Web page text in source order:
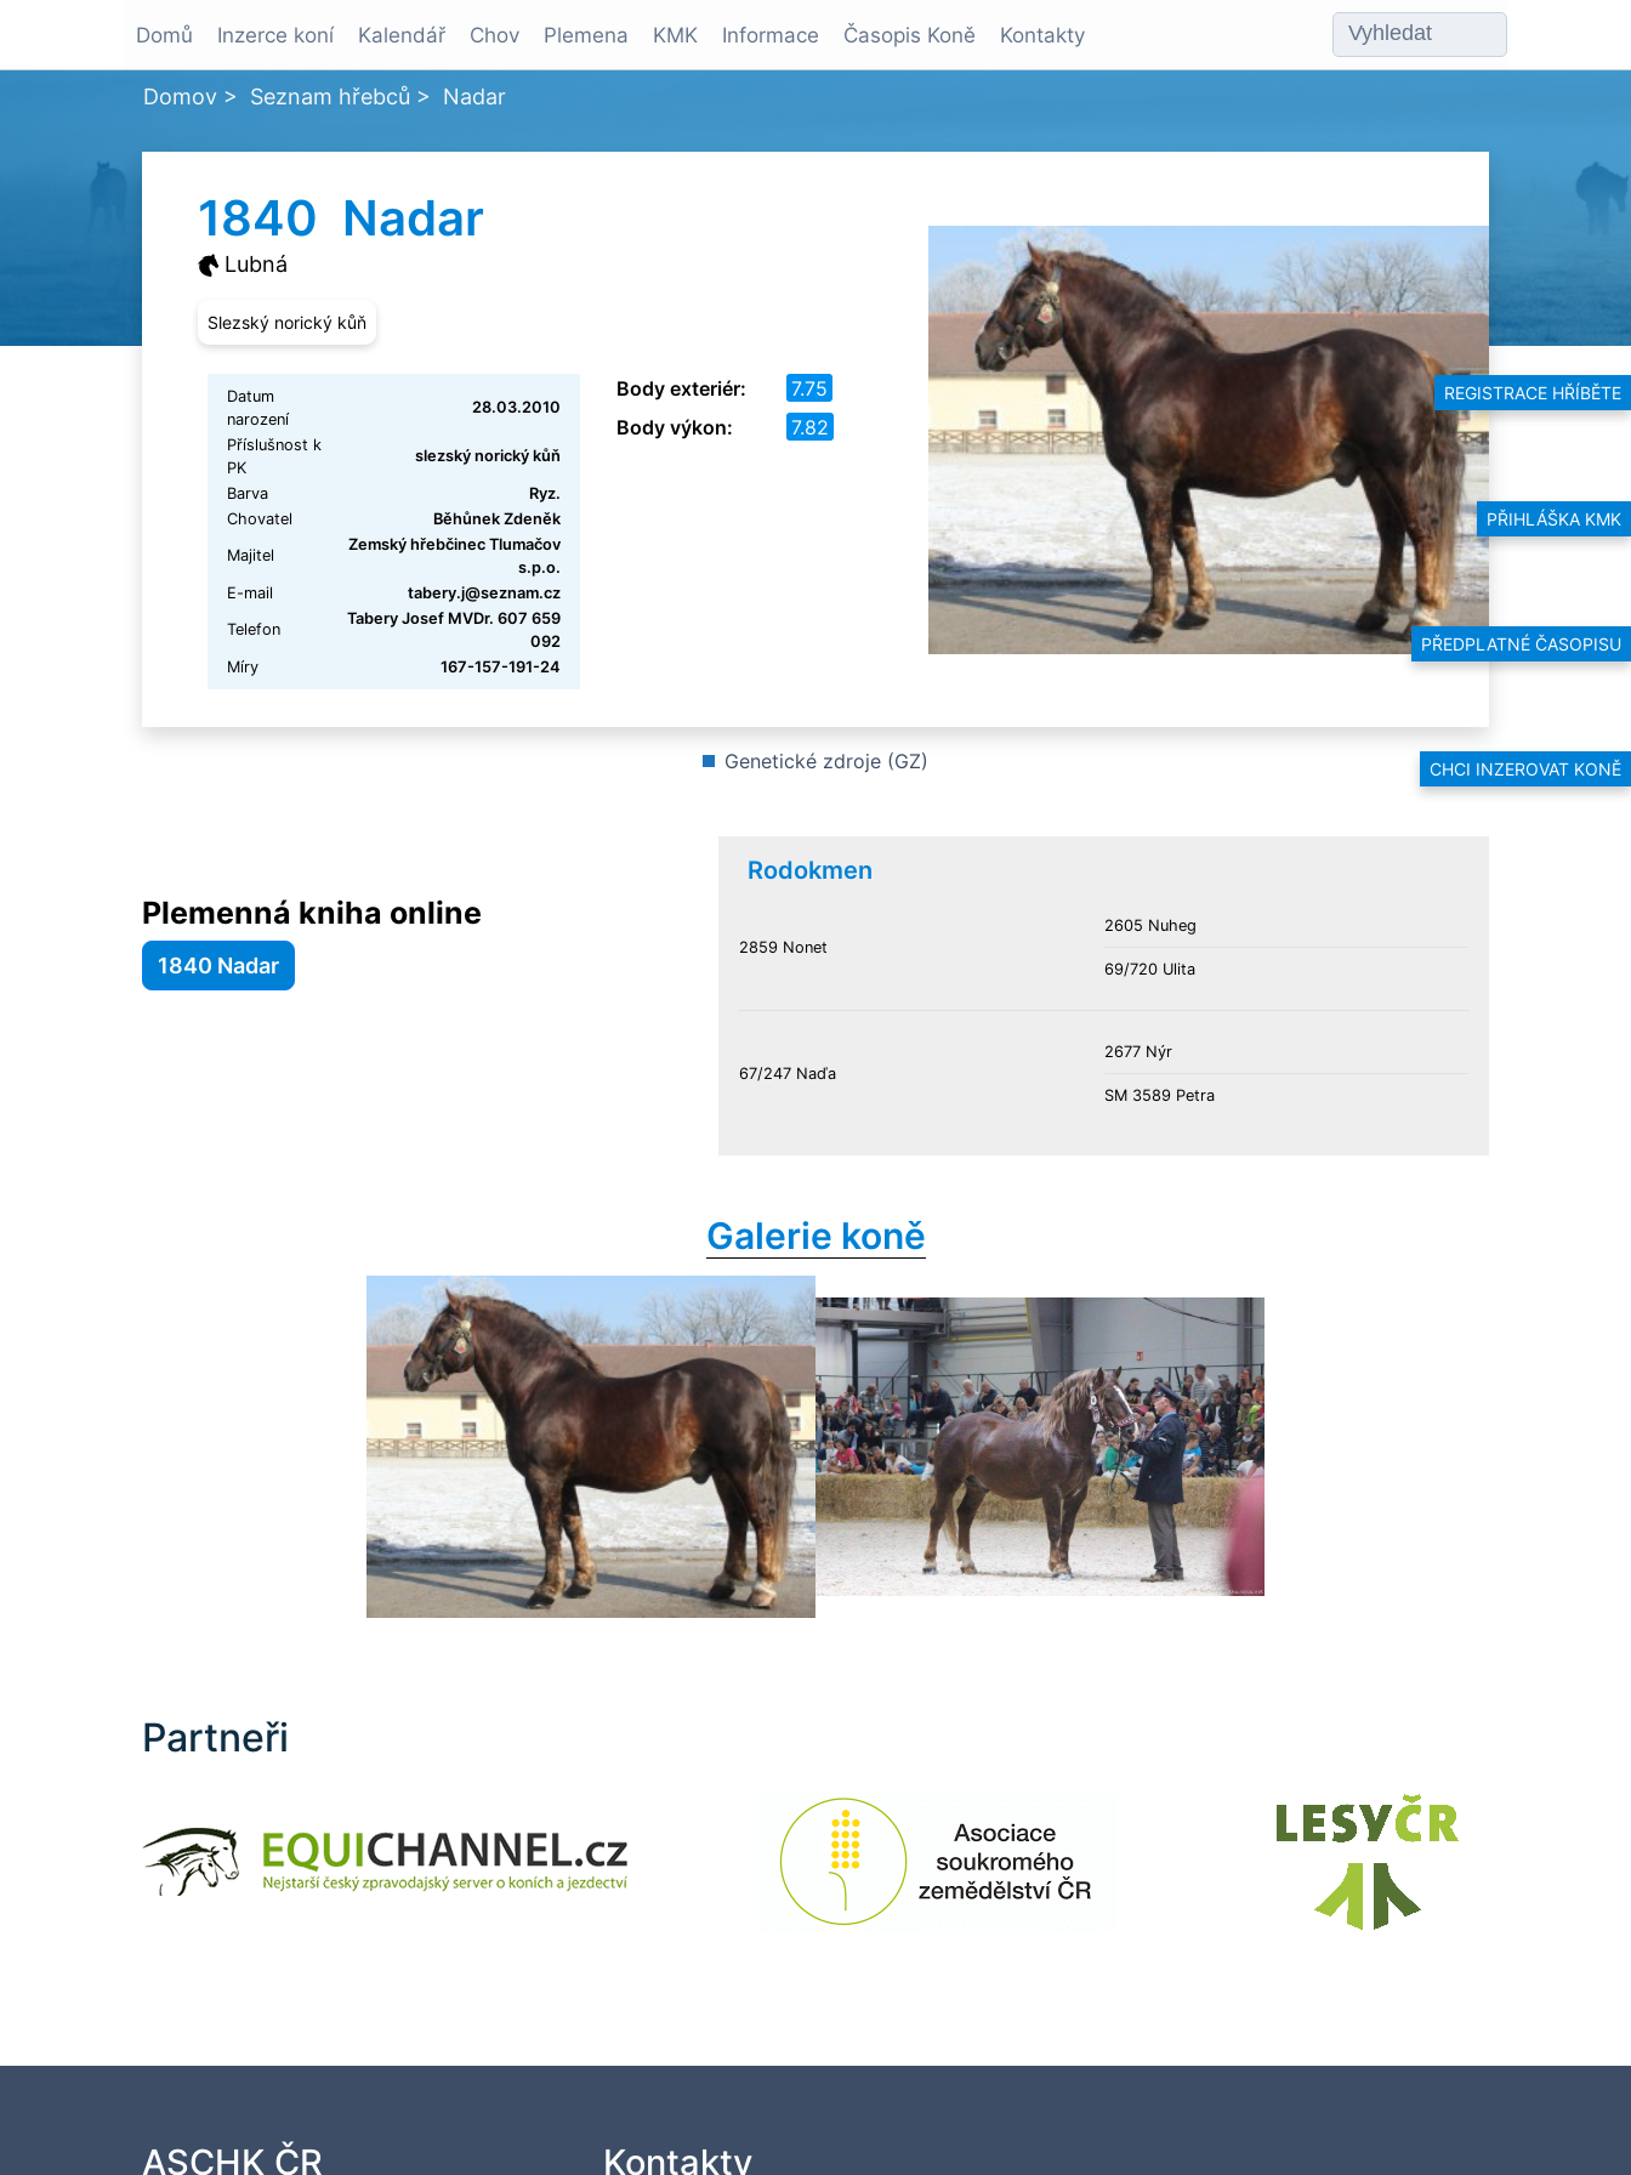
REGISTRACE HŘÍBĚTE
PŘIHLÁŠKA KMK
PŘEDPLATNÉ ČASOPISU
CHCI INZEROVAT KONĚ
Domů Inzerce koní Kalendář Chov Plemena KMK Informace Časopis Koně Kontakty
Domov > Seznam hřebců > Nadar
1840 Nadar
Lubná
Slezský norický kůň
Datum
narození
28.03.2010
Příslušnost k
PK
slezský norický kůň
Barva
Ryz.
Chovatel
Běhůnek Zdeněk
Majitel
Zemský hřebčinec Tlumačov
s.p.o.
E-mail
tabery.j@seznam.cz
Telefon
Tabery Josef MVDr. 607 659
092
Míry
167-157-191-24
Body exteriér:
7.75
Body výkon:
7.82
Genetické zdroje (GZ)
Plemenná kniha online
1840 Nadar
Rodokmen
2859 Nonet
2605 Nuheg
69/720 Ulita
67/247 Naďa
2677 Nýr
SM 3589 Petra
Galerie koně
Partneři
ASCHK ČR Kontakty